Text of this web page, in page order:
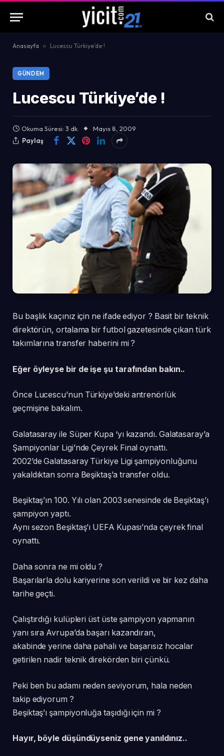
Anasayfa » Lucescu Türkiye’de !
GÜNDEM
Lucescu Türkiye’de !
Okuma Süresi: 3 dk.
Mayıs 8, 2009
Paylaş
Bu başlık kaçınız için ne ifade ediyor ? Basit bir teknik
direktörün, ortalama bir futbol gazetesinde çıkan türk
takımlarına transfer haberini mi ?
Eğer öyleyse bir de işe şu tarafından bakın..
Önce Lucescu’nun Türkiye’deki antrenörlük
geçmişine bakalım.
Galatasaray ile Süper Kupa ‘yı kazandı. Galatasaray’a
Şampiyonlar Ligi’nde Çeyrek Final oynattı.
2002’de Galatasaray Türkiye Ligi şampiyonluğunu
yakaldıktan sonra Beşiktaş’a transfer oldu.
Beşiktaş’ın 100. Yılı olan 2003 senesinde de Beşiktaş’ı
şampiyon yaptı.
Aynı sezon Beşiktaş’ı UEFA Kupası’nda çeyrek final
oynattı.
Daha sonra ne mi oldu ?
Başarılarla dolu kariyerine son verildi ve bir kez daha
tarihe geçti.
Çalıştırdığı kulüpleri üst üste şampiyon yapmanın
yanı sıra Avrupa’da başarı kazandıran,
akabinde yerine daha pahalı ve başarısız hocalar
getirilen nadir teknik direkörden biri çünkü.
Peki ben bu adamı neden seviyorum, hala neden
takip ediyorum ?
Beşiktaş’ı şampiyonluğa taşıdığı için mi ?
Hayır, böyle düşündüyseniz gene yanıldınız..